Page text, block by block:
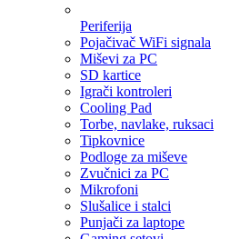
Periferija
Pojačivač WiFi signala
Miševi za PC
SD kartice
Igrači kontroleri
Cooling Pad
Torbe, navlake, ruksaci
Tipkovnice
Podloge za miševe
Zvučnici za PC
Mikrofoni
Slušalice i stalci
Punjači za laptope